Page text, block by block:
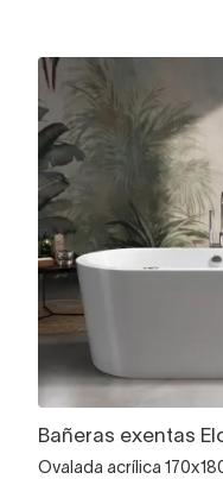
Bañeras exentas
Ovalada acrílica